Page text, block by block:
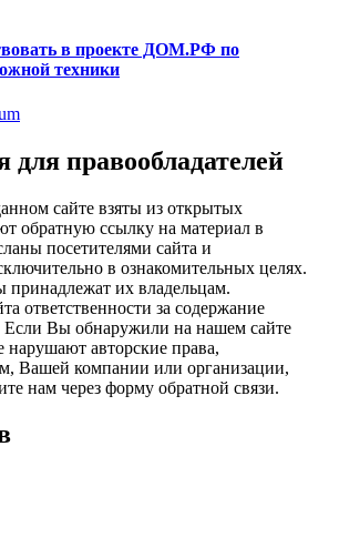
в проекте ДОМ.РФ по
техники
правообладателей
сайте взяты из открытых
обратную ссылку на материал в
посетителями сайта и
в ознакомительных целях.
принадлежат их владельцам.
ответственности за содержание
Если Вы обнаружили на нашем сайте
нарушают авторские права,
Вашей компании или организации,
нам через форму обратной связи.